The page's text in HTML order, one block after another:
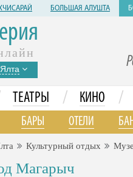
БОЛЬШАЯ АЛУШТА
ТЕАТРЫ / КИНО /
БАРЫ ОТЕЛИ
Культурный отдых
Магарыч